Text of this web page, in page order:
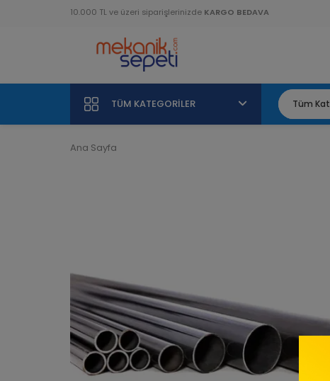
10.000 TL ve üzeri siparişlerinizde KARGO BEDAVA
TÜM KATEGORILER
Ana Sayfa